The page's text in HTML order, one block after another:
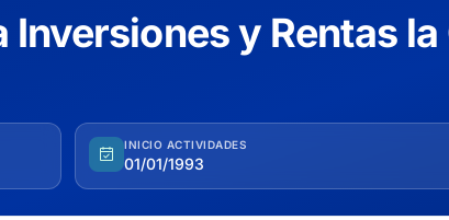
y Rentas la
INICIO ACTIVIDADES
01/01/1993